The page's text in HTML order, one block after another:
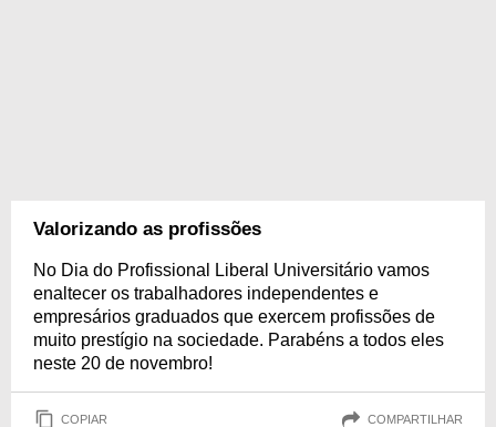
Valorizando as profissões
No Dia do Profissional Liberal Universitário vamos
enaltecer os trabalhadores independentes e
empresários graduados que exercem profissões de
muito prestígio na sociedade. Parabéns a todos eles
neste 20 de novembro!
COPIAR COMPARTILHAR